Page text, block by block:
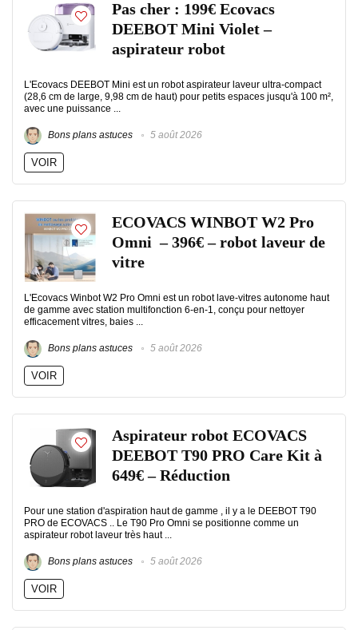
Pas cher : 199€ Ecovacs
DEEBOT Mini Violet –
aspirateur robot
L'Ecovacs DEEBOT Mini est un robot aspirateur laveur ultra-compact
(28,6 cm de large, 9,98 cm de haut) pour petits espaces jusqu'à 100 m²,
avec une puissance ...
Bons plans astuces 5 août 2026
VOIR
ECOVACS WINBOT W2 Pro
Omni – 396€ – robot laveur de
vitre
L'Ecovacs Winbot W2 Pro Omni est un robot lave-vitres autonome haut
de gamme avec station multifonction 6-en-1, conçu pour nettoyer
efficacement vitres, baies ...
Bons plans astuces 5 août 2026
VOIR
Aspirateur robot ECOVACS
DEEBOT T90 PRO Care Kit à
649€ – Réduction
Pour une station d'aspiration haut de gamme , il y a le DEEBOT T90
PRO de ECOVACS .. Le T90 Pro Omni se positionne comme un
aspirateur robot laveur très haut ...
Bons plans astuces 5 août 2026
VOIR